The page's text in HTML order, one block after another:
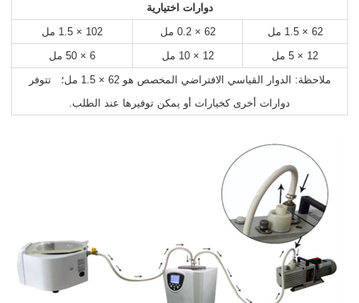
دوارات اختيارية
62 × 1.5 مل
62 × 0.2 مل
102 × 1.5 مل
12 × 5 مل
12 × 10 مل
6 × 50 مل
ملاحظة: الدوار القياسي الافتراضي المخصص هو 62 × 1.5 مل؛ تتوفر
دوارات أخرى كخيارات أو يمكن توفيرها عند الطلب.